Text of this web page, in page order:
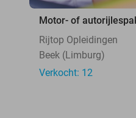
Motor- of
Rijtop Opleidingen
Beek (Limburg)
Verkocht: 12